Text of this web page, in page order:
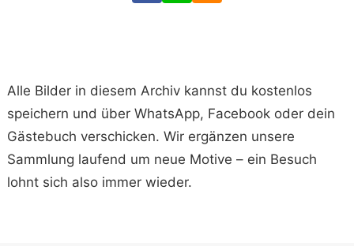
Alle Bilder in diesem Archiv kannst du kostenlos
speichern und über WhatsApp, Facebook oder dein
Gästebuch verschicken. Wir ergänzen unsere
Sammlung laufend um neue Motive – ein Besuch
lohnt sich also immer wieder.